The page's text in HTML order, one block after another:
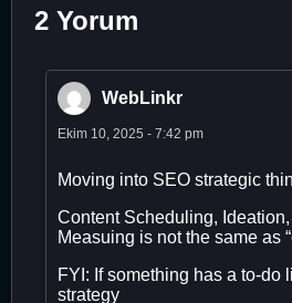
2 Yorum
WebLinkr
Ekim 10, 2025 - 7:42 pm
Moving into SEO strategic
Content Scheduling,
Measuing is not the same as
FYI: If something has a to-do
strategy